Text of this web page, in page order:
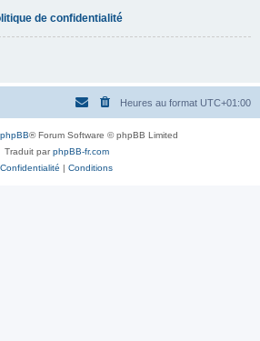
de confidentialité
Heures au format UTC+01:00
phpBB® Forum Software © phpBB Limited
Traduit parphpBB-fr.com
Confidentialité | Conditions